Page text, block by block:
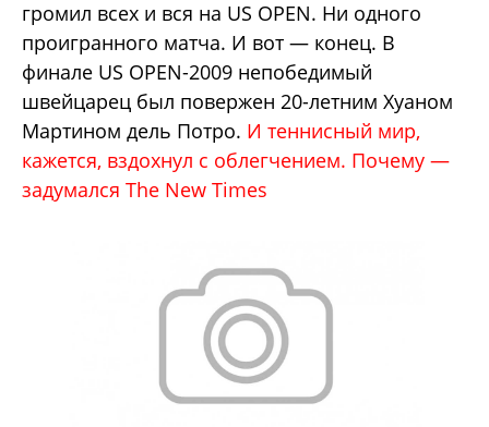
громил всех и вся на US OPEN. Ни одного
проигранного матча. И вот — конец. В
финале US OPEN-2009 непобедимый
швейцарец был повержен 20-летним Хуаном
Мартином дель Потро. И теннисный мир,
кажется, вздохнул с облегчением. Почему —
задумался The New Times